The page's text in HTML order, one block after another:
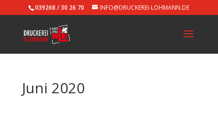
039268 / 30 26 70 INFO@DRUCKEREI-LOHMANN.DE
Juni 2020